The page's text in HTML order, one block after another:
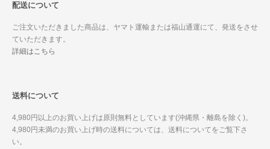
配送について
ご注文いただきました商品は、ヤマト運輸または福山通運にて、発送をさせ
ていただきます。
詳細はこちら
送料について
4,980円以上のお買い上げは原則無料としています(沖縄県・離島を除く)。
4,980円未満のお買い上げ時の送料については、送料についてをご覧下さ
い。